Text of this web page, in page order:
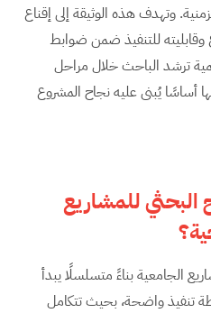
وتهدف هذه الوثيقة إلى إقناع
وقابليته للتنفيذ ضمن ضوابط
ترشد الباحث خلال مراحل
أساسًا يُبنى عليه نجاح المشروع
البحثي للمشاريع
الجامعية بناءً متسلسلًا يبدأ
تنفيذ واضحة، بحيث تتكامل